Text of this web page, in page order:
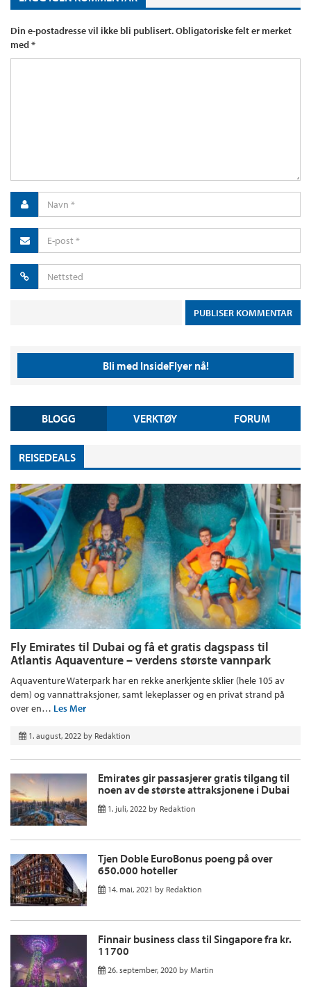
Din e-postadresse vil ikke bli publisert.Obligatoriske felt er merket
med*
Bli med InsideFlyer nå!
BLOGG VERKTØY FORUM
REISEDEALS
Fly Emirates til Dubai og få et gratis dagspass til
Atlantis Aquaventure – verdens største vannpark
Aquaventure Waterpark har en rekke anerkjente sklier (hele 105 av
dem) og vannattraksjoner, samt lekeplasser og en privat strand på
over en… Les Mer
1. august, 2022 by Redaktion
Emirates gir passasjerer gratis tilgang til
noen av de største attraksjonene i Dubai
1. juli, 2022 by Redaktion
Tjen Doble EuroBonus poeng på over
650.000 hoteller
14. mai, 2021 by Redaktion
Finnair business class til Singapore fra kr.
11700
26. september, 2020 by Martin